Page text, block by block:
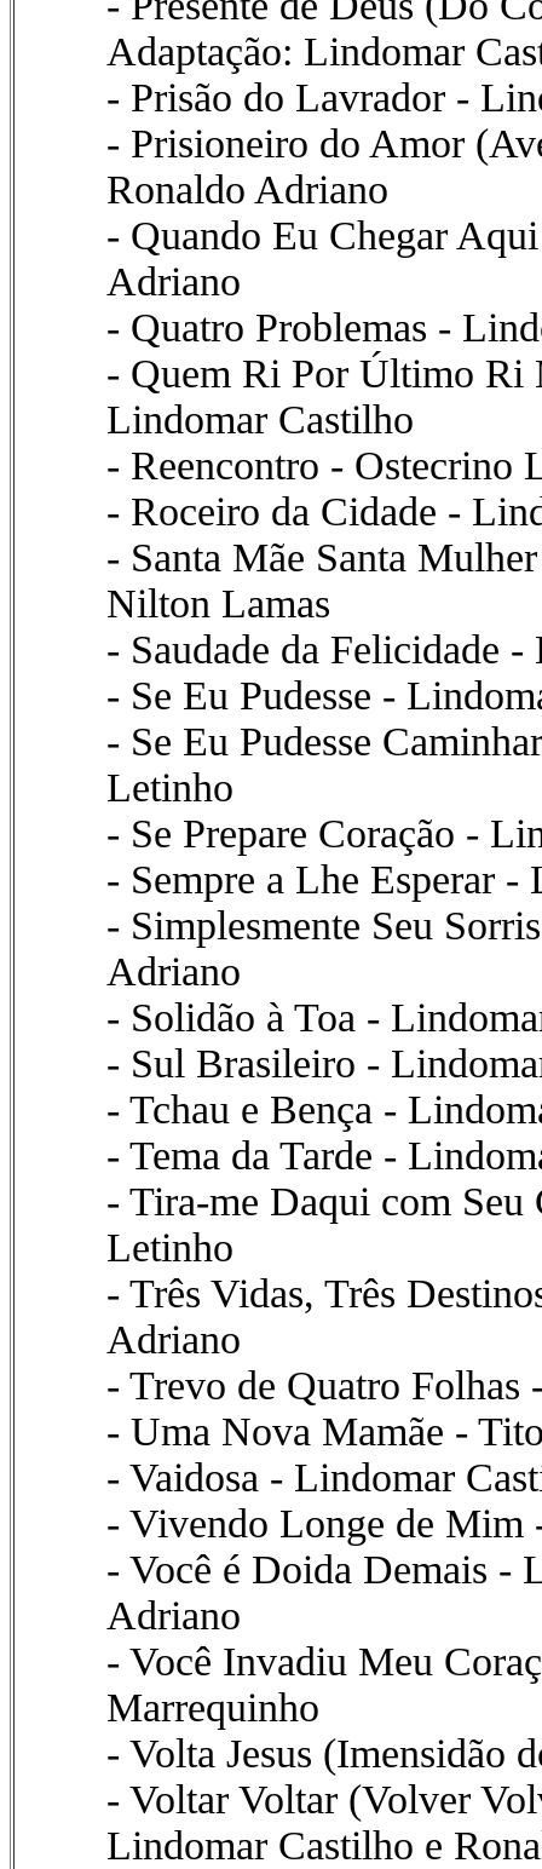
Adaptação: Lindomar
- Prisão do Lavrador -
- Prisioneiro do Amor
Ronaldo Adriano
- Quando Eu Chegar
Adriano
- Quatro Problemas -
- Quem Ri Por Último Ri
Lindomar Castilho
- Reencontro - Ostecrino
- Roceiro da Cidade -
- Santa Mãe Santa
Nilton Lamas
- Saudade da Felicidade
- Se Eu Pudesse -
- Se Eu Pudesse
Letinho
- Se Prepare Coração -
- Sempre a Lhe Esperar
- Simplesmente Seu
Adriano
- Solidão à Toa -
- Sul Brasileiro -
- Tchau e Bença -
- Tema da Tarde -
- Tira-me Daqui com
Letinho
- Três Vidas, Três
Adriano
- Trevo de Quatro
- Uma Nova Mamãe -
- Vaidosa - Lindomar
- Vivendo Longe de Mim
- Você é Doida Demais -
Adriano
- Você Invadiu Meu
Marrequinho
- Volta Jesus (Imensidão
- Voltar Voltar (Volver
Lindomar Castilho e